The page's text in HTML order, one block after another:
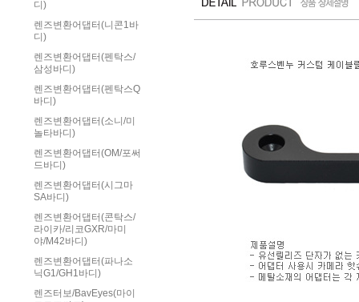
디)
렌즈변환어댑터(니콘1바
디)
렌즈변환어댑터(펜탁스/
삼성바디)
렌즈변환어댑터(펜탁스Q
바디)
렌즈변환어댑터(소니/미
놀타바디)
렌즈변환어댑터(OM/포써
드바디)
렌즈변환어댑터(시그마
SA바디)
렌즈변환어댑터(콘탁스/
라이카/리코GXR/마미
야/M42바디)
렌즈변환어댑터(파나소
닉G1/GH1바디)
렌즈터보/BavEyes(마이